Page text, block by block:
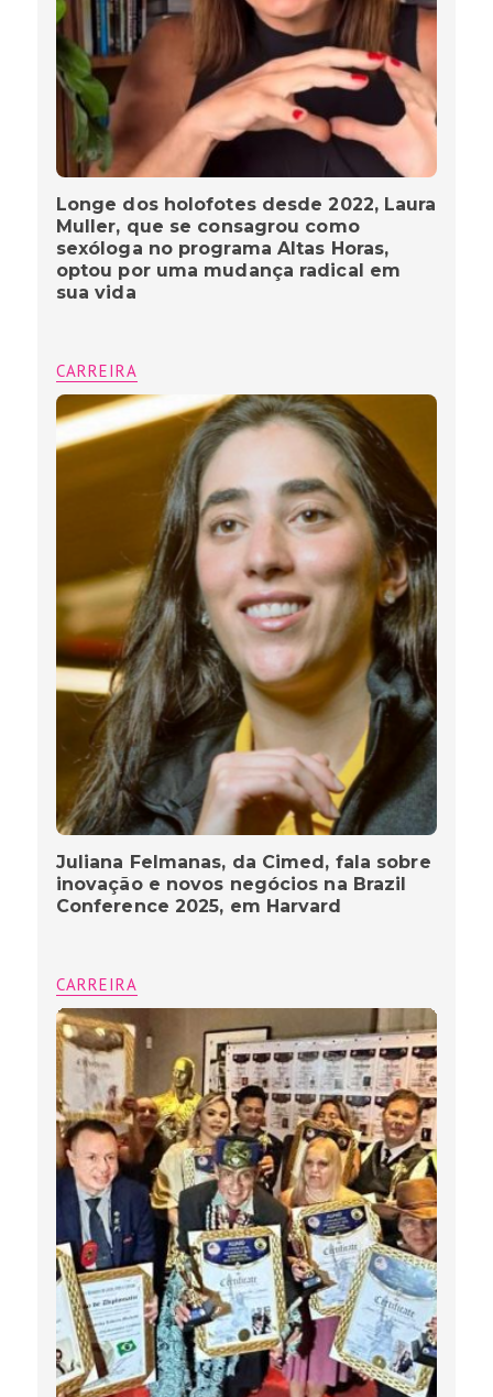
Longe dos holofotes desde 2022, Laura
Muller, que se consagrou como
sexóloga no programa Altas Horas,
optou por uma mudança radical em
sua vida
CARREIRA
Juliana Felmanas, da Cimed, fala sobre
inovação e novos negócios na Brazil
Conference 2025, em Harvard
CARREIRA